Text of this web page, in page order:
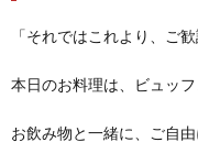
「それではこれより、ご
本日のお料理は、ビュッフ
お飲み物と一緒に、ご自